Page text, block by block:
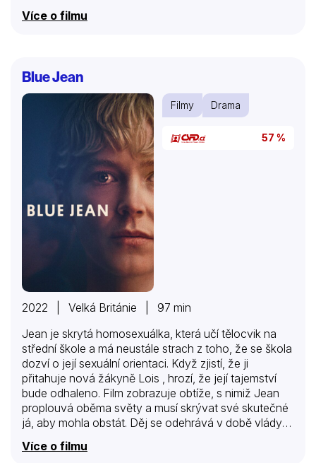
Více o filmu
Blue Jean
Filmy Drama
57 %
2022 | Velká Británie | 97 min
Jean je skrytá homosexuálka, která učí tělocvik na
střední škole a má neustále strach z toho, že se škola
dozví o její sexuální orientaci. Když zjistí, že ji
přitahuje nová žákyně Lois , hrozí, že její tajemství
bude odhaleno. Film zobrazuje obtíže, s nimiž Jean
proplouvá oběma světy a musí skrývat své skutečné
já, aby mohla obstát. Děj se odehrává v době vlády
stigmatizujícího zákona, který místním úřadům
Více o filmu